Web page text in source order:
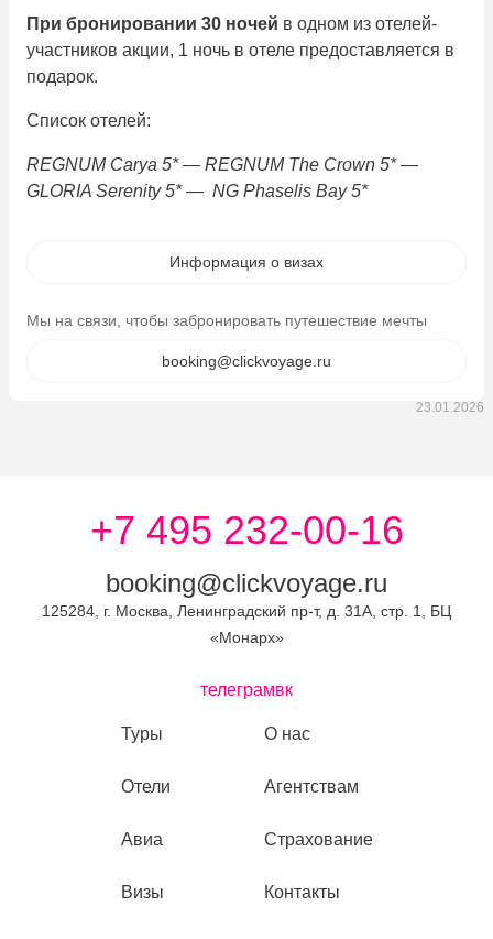
Информация о визах
Мы на связи, чтобы забронировать путешествие мечты
booking@clickvoyage.ru
При бронировании 30 ночей в одном из отелей-
участников акции, 1 ночь в отеле предоставляется в
подарок.
Список отелей:
REGNUM Carya 5* — REGNUM The Crown 5* —
GLORIA Serenity 5* — NG Phaselis Bay 5*
23.01.2026
Туры
Отели
Авиа
Визы
О нас
Агентствам
Страхование
Контакты
+7 495 232-00-16
booking@clickvoyage.ru
125284, г. Москва, Ленинградский пр-т, д. 31А, стр. 1, БЦ
«Монарх»
телеграмвк